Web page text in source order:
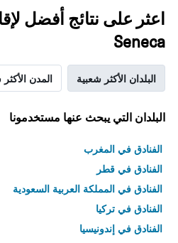
Seneca
البلدان الأكثر شعبية المدن
البلدان التي يبحث عنها مستخدمونا
الفنادق في المغرب
الفنادق في قطر
الفنادق في المملكة العربية السعودية
الفنادق في تركيا
الفنادق في إندونيسيا